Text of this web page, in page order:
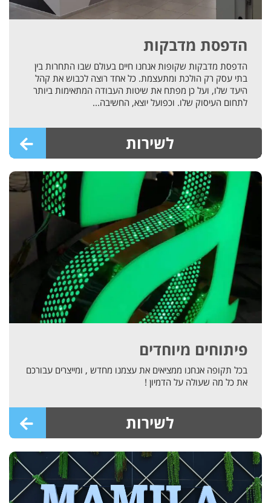
הדפסת מדבקות
הדפסת מדבקות שקופות אנחנו חיים בעולם שבו התחרות בין
בתי עסק רק הולכת ומתעצמת. כל אחד רוצה לכבוש את קהל
היעד שלו, ועל כן מפתח את שיטות העבודה המתאימות ביותר
לתחום העיסוק שלו. וכפועל יוצא, החשיבה...
לשירות
פיתוחים מיוחדים
בכל תקופה אנחנו ממציאים את עצמנו מחדש , ומייצרים עבורכם
את כל מה שעולה על הדמיון !
לשירות